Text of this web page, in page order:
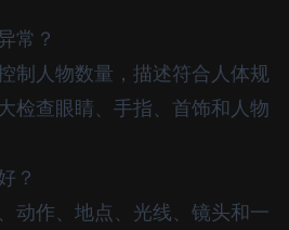
常？
制人物数量，描述符合人体规
检查眼睛、手指、首饰和人物
？
动作、地点、光线、镜头和一